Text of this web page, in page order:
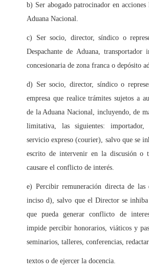
b) Ser abogado patrocinador en
Aduana Nacional.
c) Ser socio, director, síndico o
Despachante de Aduana, transportador
concesionaria de zona franca o depósito
d) Ser socio, director, síndico o
empresa que realice trámites sujetos a
de la Aduana Nacional, incluyendo, de
limitativa, las siguientes: importador,
servicio expreso (courier), salvo que se
escrito de intervenir en la discusión o
causare el conflicto de interés.
e) Percibir remuneración directa de las
inciso d), salvo que el Director se
que pueda generar conflicto de
impide percibir honorarios, viáticos y
seminarios, talleres, conferencias,
textos o de ejercer la docencia.